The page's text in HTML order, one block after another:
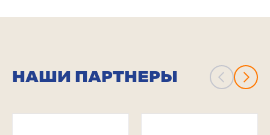
НАШИ ПАРТНЕРЫ